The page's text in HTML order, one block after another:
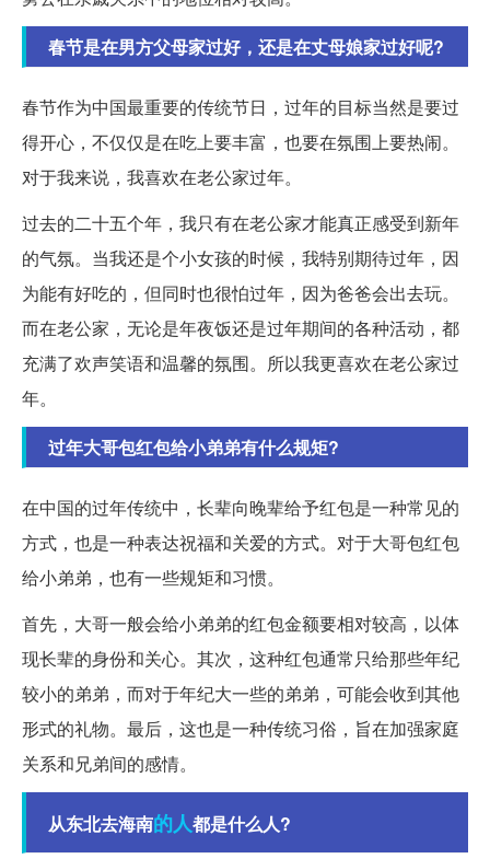
春节是在男方父母家过好，还是在丈母娘家过好呢?
春节作为中国最重要的传统节日，过年的目标当然是要过
得开心，不仅仅是在吃上要丰富，也要在氛围上要热闹。
对于我来说，我喜欢在老公家过年。
过去的二十五个年，我只有在老公家才能真正感受到新年
的气氛。当我还是个小女孩的时候，我特别期待过年，因
为能有好吃的，但同时也很怕过年，因为爸爸会出去玩。
而在老公家，无论是年夜饭还是过年期间的各种活动，都
充满了欢声笑语和温馨的氛围。所以我更喜欢在老公家过
年。
过年大哥包红包给小弟弟有什么规矩?
在中国的过年传统中，长辈向晚辈给予红包是一种常见的
方式，也是一种表达祝福和关爱的方式。对于大哥包红包
给小弟弟，也有一些规矩和习惯。
首先，大哥一般会给小弟弟的红包金额要相对较高，以体
现长辈的身份和关心。其次，这种红包通常只给那些年纪
较小的弟弟，而对于年纪大一些的弟弟，可能会收到其他
形式的礼物。最后，这也是一种传统习俗，旨在加强家庭
关系和兄弟间的感情。
从东北去海南的人都是什么人?